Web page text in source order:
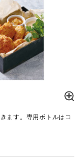
ます。専用ボトルはコ